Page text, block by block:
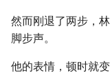
然而刚退了两步，
脚步声。
他的表情，顿时就变